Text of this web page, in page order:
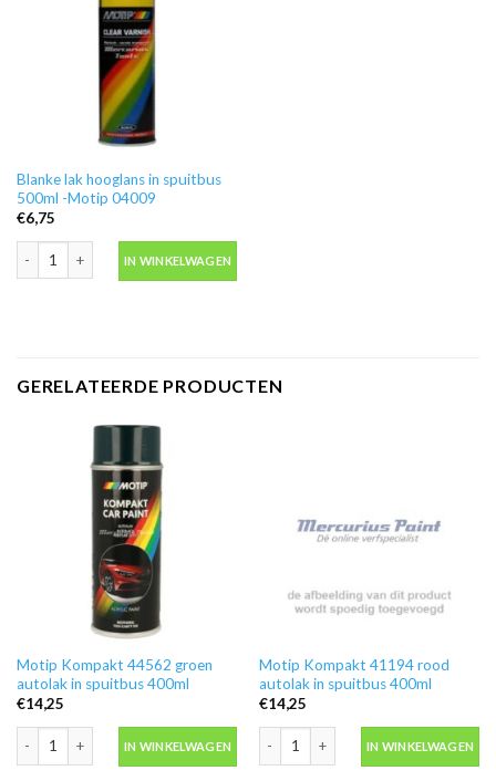
Blanke lak hooglans in spuitbus
500ml -Motip 04009
€6,75
Blanke lak hooglans in spuitbus 500ml -Motip 04009 aantal
IN WINKELWAGEN
GERELATEERDE PRODUCTEN
Motip Kompakt 44562 groen
autolak in spuitbus 400ml
€14,25
Motip Kompakt 44562 groen autolak in spuitbus 400ml aantal
IN WINKELWAGEN
Motip Kompakt 41194 rood
autolak in spuitbus 400ml
€14,25
Motip Kompakt 41194 rood autolak
IN WINKELWAGEN